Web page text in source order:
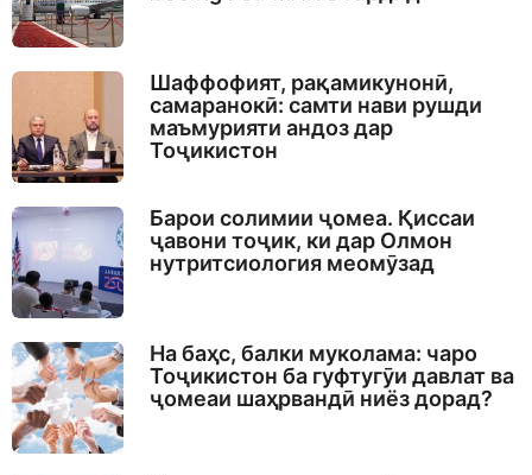
Шаффофият, рақамикунонӣ,
самаранокӣ: самти нави рушди
маъмурияти андоз дар
Тоҷикистон
Барои солимии ҷомеа. Қиссаи
ҷавони тоҷик, ки дар Олмон
нутритсиология меомӯзад
На баҳс, балки муколама: чаро
Тоҷикистон ба гуфтугӯи давлат ва
ҷомеаи шаҳрвандӣ ниёз дорад?